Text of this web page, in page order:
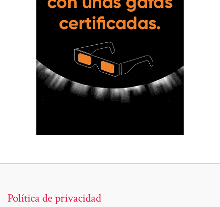
Política de privacidad